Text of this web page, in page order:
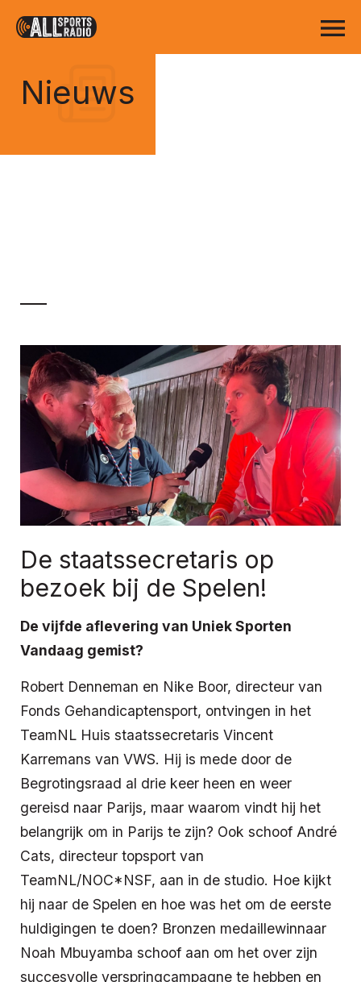
Nieuws
De staatssecretaris op
bezoek bij de Spelen!
De vijfde aflevering van Uniek Sporten
Vandaag gemist?
Robert Denneman en Nike Boor, directeur van
Fonds Gehandicaptensport, ontvingen in het
TeamNL Huis staatssecretaris Vincent
Karremans van VWS. Hij is mede door de
Begrotingsraad al drie keer heen en weer
gereisd naar Parijs, maar waarom vindt hij het
belangrijk om in Parijs te zijn? Ook schoof André
Cats, directeur topsport van
TeamNL/NOC*NSF, aan in de studio. Hoe kijkt
hij naar de Spelen en hoe was het om de eerste
huldigingen te doen? Bronzen medaillewinnaar
Noah Mbuyamba schoof aan om het over zijn
succesvolle verspringcampagne te hebben en